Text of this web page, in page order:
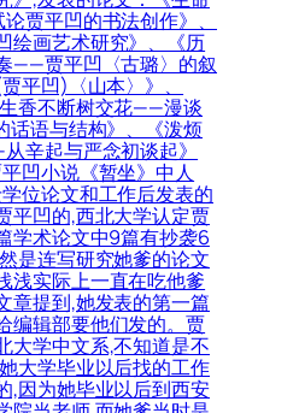
贾平凹的书法创作》、
绘画艺术研究》、《历
——贾平凹〈古璐〉的叙
平凹)〈山本〉》、
生香不断树交花——漫谈
话语与结构》、《泼烦
辛起与严念初谈起》
凹小说《暂坐》中人
位论文和工作后发表的
平凹的,西北大学认定贾
学术论文中9篇有抄袭6
是连写研究她爹的论文
浅实际上一直在吃他爹
章提到,她发表的第一篇
编辑部要他们发的。贾
大学中文系,不知道是不
大学毕业以后找的工作
,因为她毕业以后到西安